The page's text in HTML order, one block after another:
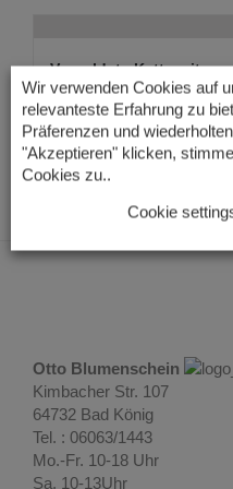
Vergoldete Kette mit
Emaille Anhä...
32,00€ Lieferzeit: 3 – 5
Tage
Otto Blumenschein
Kimbacher Str. 107
64732 Bad König
Tel. : 06063/1443
Mo.-Fr. 10-18 Uhr
Sa. 10-13Uhr
Wir verwenden Cookies auf
relevanteste Erfahrung zu
Präferenzen und
"Akzeptieren" klicken,
Cookies zu..
Cookie